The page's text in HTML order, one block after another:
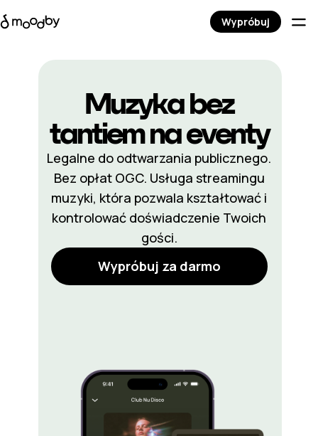
Muzyka bez
tantiemna eventy
Legalne do odtwarzania publicznego.
Bez opłat OGC. Usługa streamingu
muzyki, która pozwala kształtować i
kontrolować doświadczenie Twoich
gości.
Wypróbuj za darmo
Wypróbuj